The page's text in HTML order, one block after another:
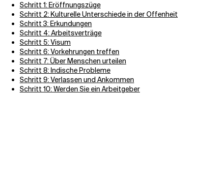
Schritt 1: Eröffnungszüge
Schritt 2: Kulturelle Unterschiede in der Offenheit
Schritt 3: Erkundungen
Schritt 4: Arbeitsverträge
Schritt 5: Visum
Schritt 6: Vorkehrungen treffen
Schritt 7: Über Menschen urteilen
Schritt 8: Indische Probleme
Schritt 9: Verlassen und Ankommen
Schritt 10: Werden Sie ein Arbeitgeber